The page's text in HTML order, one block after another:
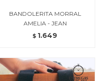
BANDOLERITA MORRAL
AMELIA - JEAN
$ 1.649